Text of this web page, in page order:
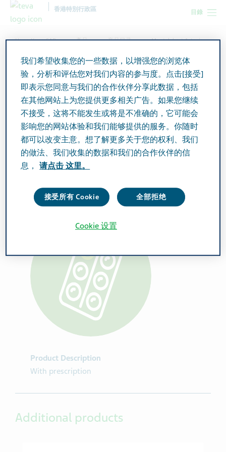
目錄
香港特別行政區
Hong Kong SAR 產品 产品目录
Montelukast Actavis
Montelukast Actavis Tablets
Active Ingredient
Montelukast Sodium 10mg
Additional Info
Product Description
With prescription
Additional products
我们希望收集您的一些数据，以增强您的浏览体
验，分析和评估您对我们内容的参与度。点击[接受]
即表示您同意与我们的合作伙伴分享此数据，包括
在其他网站上为您提供更多相关广告。如果您继续
不接受，这将不能发生或将是不准确的，它可能会
影响您的网站体验和我们能够提供的服务。你随时
都可以改变主意。想了解更多关于您的权利、我们
的做法、我们收集的数据和我们的合作伙伴的信
息，
请点击 这里。
接受所有 Cookie 全部拒绝
Cookie 设置